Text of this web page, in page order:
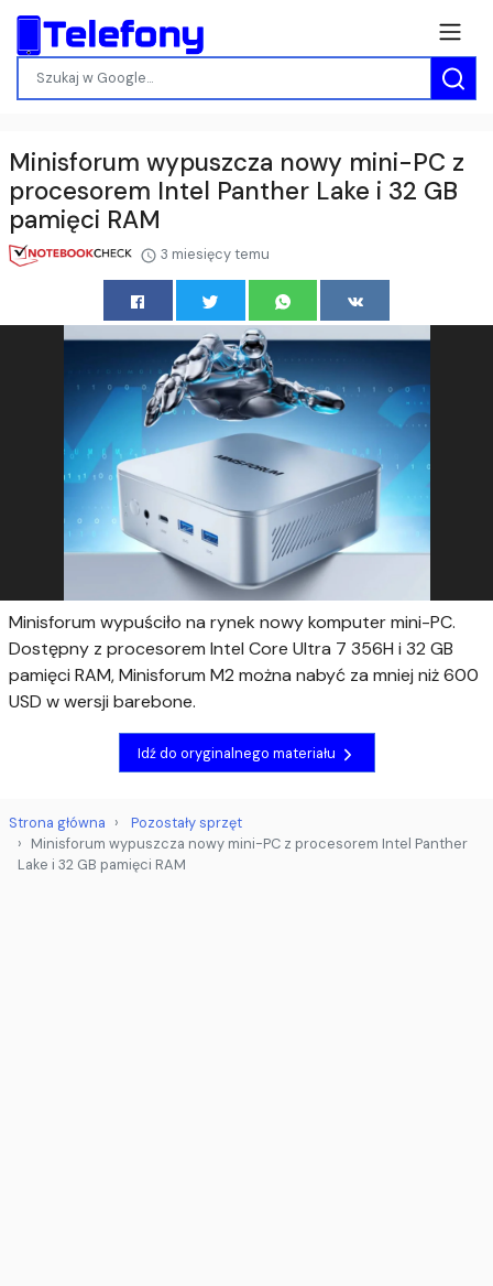
Minisforum wypuszcza nowy mini-PC z
procesorem Intel Panther Lake i 32 GB
pamięci RAM
3 miesięcy temu
Minisforum wypuściło na rynek nowy komputer mini-PC.
Dostępny z procesorem Intel Core Ultra 7 356H i 32 GB
pamięci RAM, Minisforum M2 można nabyć za mniej niż 600
USD w wersji barebone.
Idź do oryginalnego materiału
Strona główna
Pozostały sprzęt
Minisforum wypuszcza nowy mini-PC z procesorem Intel Panther
Lake i 32 GB pamięci RAM